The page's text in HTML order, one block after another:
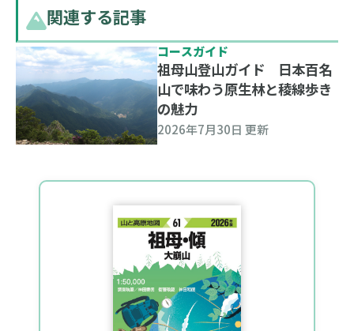
関連する記事
コースガイド
祖母山登山ガイド 日本百名
山で味わう原生林と稜線歩き
の魅力
2026年7月30日 更新